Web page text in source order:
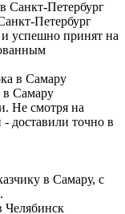
Петербург
успешно принят на
в Самару
Не смотря на
доставили точно в
в Самару, с